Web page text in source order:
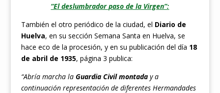
“El deslumbrador paso de la Virgen”:
También el otro periódico de la ciudad, el Diario de
Huelva, en su sección Semana Santa en Huelva, se
hace eco de la procesión, y en su publicación del día 18
de abril de 1935, página 3 publica:
“Abría marcha la Guardia Civil montaday a
continuación representación de diferentes Hermandades